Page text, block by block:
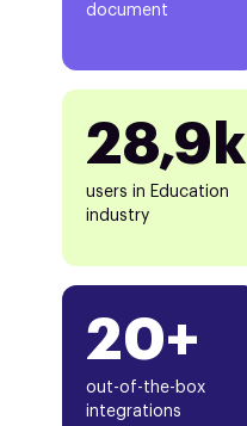
document
20+
out-of-the-box
integrations
28,9k
users in Education
industry